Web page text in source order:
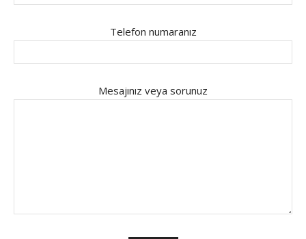
Telefon numaranız
Mesajınız veya sorunuz